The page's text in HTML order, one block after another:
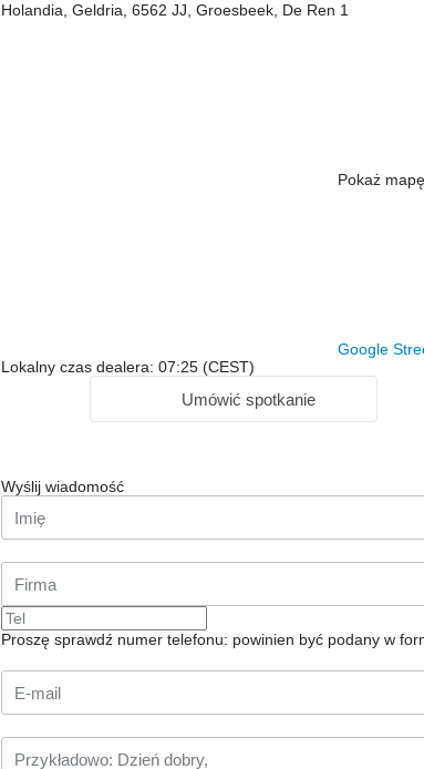
Holandia, Geldria, 6562 JJ, Groesbeek, De Ren 1
Pokaż mapę
Google
Lokalny czas dealera: 07:25 (CEST)
Umówić spotkanie
Wyślij wiadomość
Proszę sprawdź numer telefonu: powinien być podany w